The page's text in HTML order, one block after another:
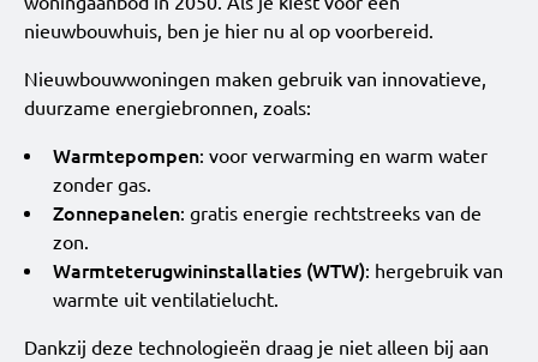
nieuwbouwhuis, ben je hier nu al op voorbereid.
Nieuwbouwwoningen maken gebruik van innovatieve,
duurzame energiebronnen, zoals:
Warmtepompen: voor verwarming en warm water
zonder gas.
Zonnepanelen: gratis energie rechtstreeks van de
zon.
Warmteterugwininstallaties (WTW): hergebruik van
warmte uit ventilatielucht.
Dankzij deze technologieën draag je niet alleen bij aan